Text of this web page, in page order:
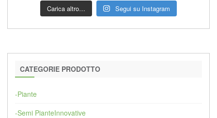
Carica altro… Segui su Instagram
CATEGORIE PRODOTTO
-Piante
-Semi PianteInnovative